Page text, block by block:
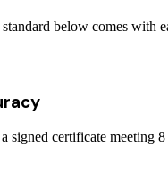
below comes with
signed certificate meeting